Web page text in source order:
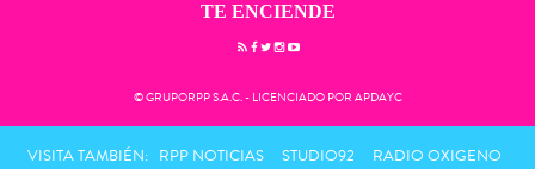
TE ENCIENDE
© GRUPORPP S.A.C. - LICENCIADO POR APDAYC
VISITA TAMBIÉN: RPP NOTICIAS STUDIO92
RADIO OXIGENO